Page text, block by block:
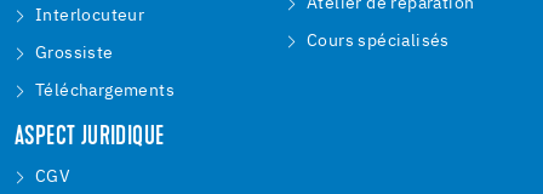
Interlocuteur
Grossiste
Téléchargements
Atelier de reparation
Cours spécialisés
ASPECT JURIDIQUE
CGV